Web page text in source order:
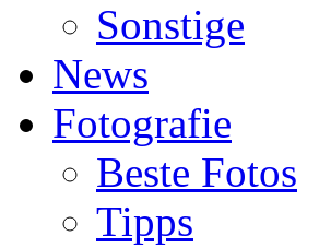
Sonstige
News
Fotografie
Beste Fotos
Tipps